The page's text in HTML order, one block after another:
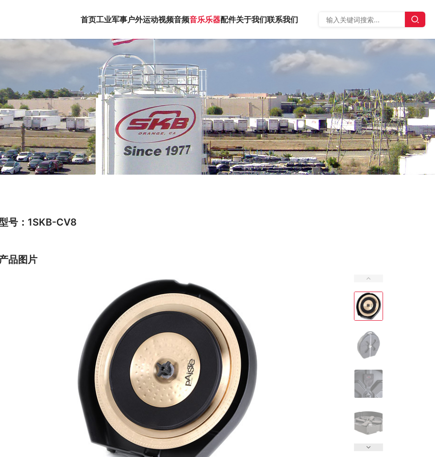
首页工业军事户外运动视频音频音乐乐器配件关于我们联系我们
号：1SKB-CV8
品图片